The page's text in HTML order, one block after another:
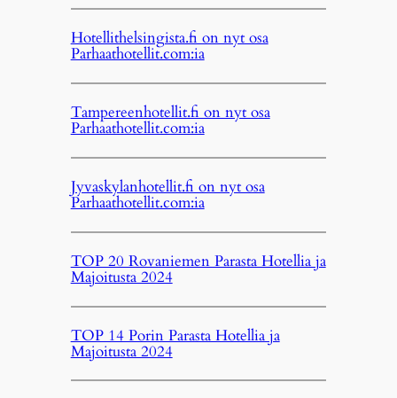
Hotellithelsingista.fi on nyt osa
Parhaathotellit.com:ia
Tampereenhotellit.fi on nyt osa
Parhaathotellit.com:ia
Jyvaskylanhotellit.fi on nyt osa
Parhaathotellit.com:ia
TOP 20 Rovaniemen Parasta Hotellia ja
Majoitusta 2024
TOP 14 Porin Parasta Hotellia ja
Majoitusta 2024